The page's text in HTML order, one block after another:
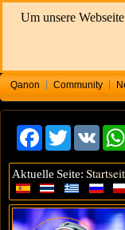
Um unsere
Qanon Community
Facebook
Twitter VK
Aktuelle Seite: